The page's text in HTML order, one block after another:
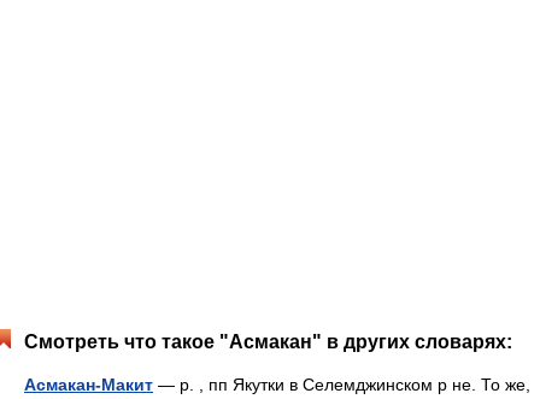
Смотреть что такое "Асмакан" в других словарях:
Асмакан-Макит — р. , пп Якутки в Селемджинском р не. То же,